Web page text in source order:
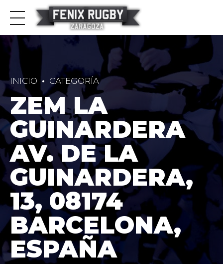
INICIO CATEGORÍA
ZEM LA
GUINARDERA
AV. DE LA
GUINARDERA,
13, 08174
BARCELONA,
ESPAÑA